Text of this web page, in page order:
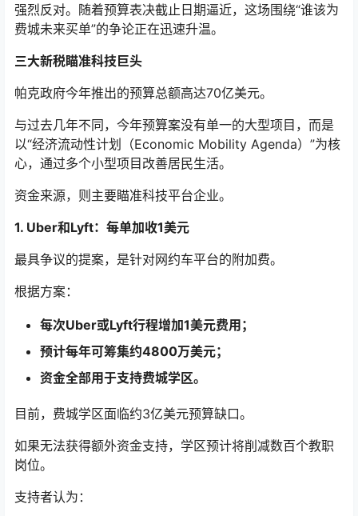
强烈反对。随着预算表决截止日期逼近，这场围绕“谁该为
费城未来买单”的争论正在迅速升温。
三大新税瞄准科技巨头
帕克政府今年推出的预算总额高达70亿美元。
与过去几年不同，今年预算案没有单一的大型项目，而是
以“经济流动性计划（Economic Mobility Agenda）”为核
心，通过多个小型项目改善居民生活。
资金来源，则主要瞄准科技平台企业。
1. Uber和Lyft：每单加收1美元
最具争议的提案，是针对网约车平台的附加费。
根据方案：
每次Uber或Lyft行程增加1美元费用；
预计每年可筹集约4800万美元；
资金全部用于支持费城学区。
目前，费城学区面临约3亿美元预算缺口。
如果无法获得额外资金支持，学区预计将削减数百个教职
岗位。
支持者认为：